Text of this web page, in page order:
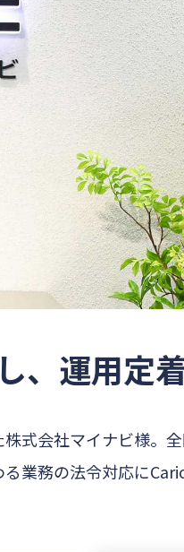
、運用定
式会社マイナビ様。
業務の法令対応に